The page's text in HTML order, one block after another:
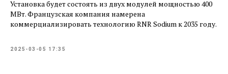
Установка будет состоять из двух модулей мощностью 400
МВт. Французская компания намерена
коммерциализировать технологию RNR Sodium к 2035 году.
2025-03-05 17:35